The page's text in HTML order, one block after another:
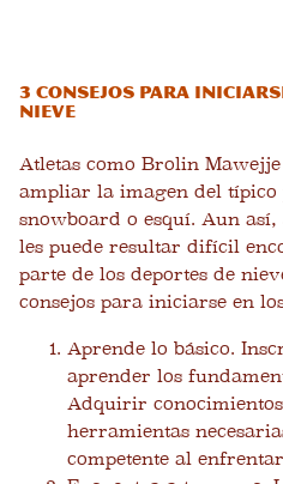
3 consejos para
nieve
Atletas como Brolin
ampliar la imagen del típico
snowboard o esquí. Aun
les puede resultar difícil
parte de los deportes de
consejos para iniciarse en
Aprende lo básico.
aprender los
Adquirir
herramientas
competente al